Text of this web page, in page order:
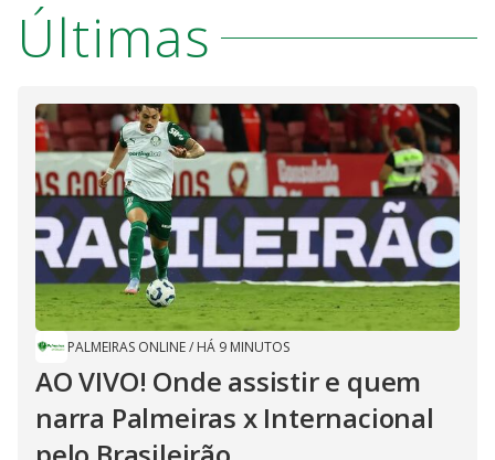
Últimas
PALMEIRAS ONLINE/ HÁ 9 MINUTOS
AO VIVO! Onde assistir e quem
narra Palmeiras x Internacional